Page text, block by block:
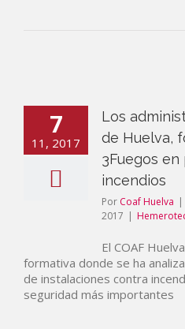
7
11, 2017
Los
de Huelva,
3Fuegos
incendios
Por Coaf Huelva |
2017 |
El COAF
formativa donde se ha
de instalaciones contra
seguridad más importantes